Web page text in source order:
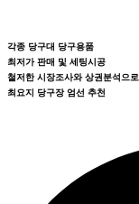
각종 당구대 당구용품
최저가 판매 및 세팅시공
철저한 시장조사와 상권분석으로
최요지 당구장 엄선 추천